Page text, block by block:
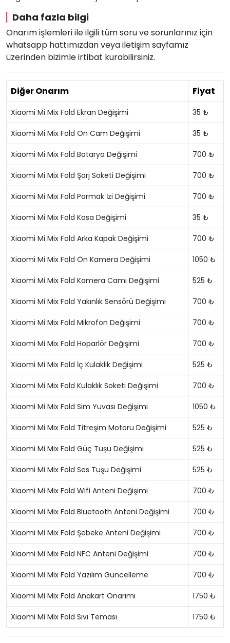
Daha fazla bilgi
Onarım işlemleri ile ilgili tüm soru ve sorunlarınız için
whatsapp hattımızdan veya iletişim sayfamız
üzerinden bizimle irtibat kurabilirsiniz.
Diğer Onarım Fiyat
Xiaomi Mi Mix Fold Ekran Değişimi 35 ₺
Xiaomi Mi Mix Fold Ön Cam Değişimi 35 ₺
Xiaomi Mi Mix Fold Batarya Değişimi 700 ₺
Xiaomi Mi Mix Fold Şarj Soketi Değişimi 700 ₺
Xiaomi Mi Mix Fold Parmak İzi Değişimi 700 ₺
Xiaomi Mi Mix Fold Kasa Değişimi 35 ₺
Xiaomi Mi Mix Fold Arka Kapak Değişimi 700 ₺
Xiaomi Mi Mix Fold Ön Kamera Değişimi 1050 ₺
Xiaomi Mi Mix Fold Kamera Camı Değişimi 525 ₺
Xiaomi Mi Mix Fold Yakınlık Sensörü Değişimi 700 ₺
Xiaomi Mi Mix Fold Mikrofon Değişimi 700 ₺
Xiaomi Mi Mix Fold Hoparlör Değişimi 700 ₺
Xiaomi Mi Mix Fold İç Kulaklık Değişimi 525 ₺
Xiaomi Mi Mix Fold Kulaklık Soketi Değişimi 700 ₺
Xiaomi Mi Mix Fold Sim Yuvası Değişimi 1050 ₺
Xiaomi Mi Mix Fold Titreşim Motoru Değişimi 525 ₺
Xiaomi Mi Mix Fold Güç Tuşu Değişimi 525 ₺
Xiaomi Mi Mix Fold Ses Tuşu Değişimi 525 ₺
Xiaomi Mi Mix Fold Wifi Anteni Değişimi 700 ₺
Xiaomi Mi Mix Fold Bluetooth Anteni Değişimi 700 ₺
Xiaomi Mi Mix Fold Şebeke Anteni Değişimi 700 ₺
Xiaomi Mi Mix Fold NFC Anteni Değişimi 700 ₺
Xiaomi Mi Mix Fold Yazılım Güncelleme 700 ₺
Xiaomi Mi Mix Fold Anakart Onarımı 1750 ₺
Xiaomi Mi Mix Fold Sıvı Teması 1750 ₺